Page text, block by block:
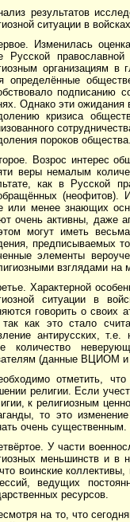
результатов
ситуации в
Изменилась
Русской
организациям в
определённые
подписанию
Однако эти ожидания
кризиса
пороков
Возрос интерес
веры немалым
как в Русской
(неофитов).
или менее знающих
очень активны, даже
могут иметь
предписываемых
элементы
взглядами на
Характерной
ситуации в
говорить о своих
как это стало
антирусских,
количество
(данные ВЦИОМ
отметить,
религии. Если
к религиозным
то это
очень существенным.
У части
меньшинств и в
воинские
ведущих
ресурсов.
на то, что